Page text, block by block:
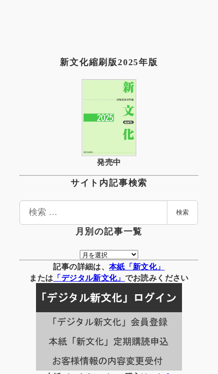
新文化縮刷版2025年版
発売中
サイト内記事検索
検
検索
月別の記事一覧
月
別
の
事
一
覧
記事の詳細は、 本紙「新文化」
または 「デジタル新文化」 でお読みください